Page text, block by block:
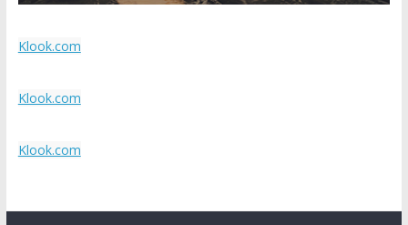
Klook.com
Klook.com
Klook.com